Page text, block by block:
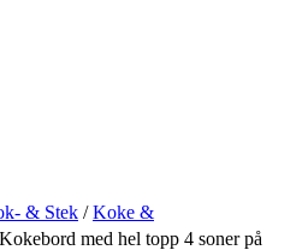
& Stek /Koke &
med hel topp 4 soner på